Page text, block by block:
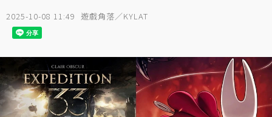
2025-10-08 11:49 遊戲角落／KYLAT